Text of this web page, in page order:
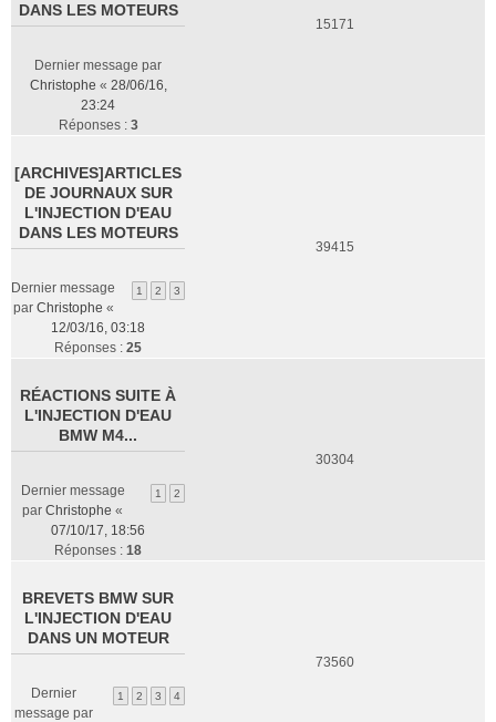
DANS LES MOTEURS
Dernier message par
Christophe « 28/06/16,
23:24
Réponses : 3
15171
[ARCHIVES]ARTICLES
DE JOURNAUX SUR
L'INJECTION D'EAU
DANS LES MOTEURS
1 2 3
Dernier message
par Christophe «
12/03/16, 03:18
Réponses : 25
39415
RÉACTIONS SUITE À
L'INJECTION D'EAU
BMW M4...
1 2
Dernier message
par Christophe «
07/10/17, 18:56
Réponses : 18
30304
BREVETS BMW SUR
L'INJECTION D'EAU
DANS UN MOTEUR
1 2 3 4
Dernier
message par
73560